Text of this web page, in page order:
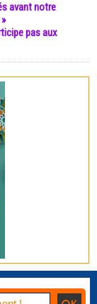
avant notre
pas aux